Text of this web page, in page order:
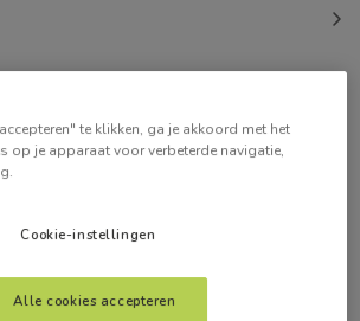
te klikken, ga je akkoord met het
op je apparaat voor verbeterde navigatie,
Cookie-instellingen
Alle cookies accepteren